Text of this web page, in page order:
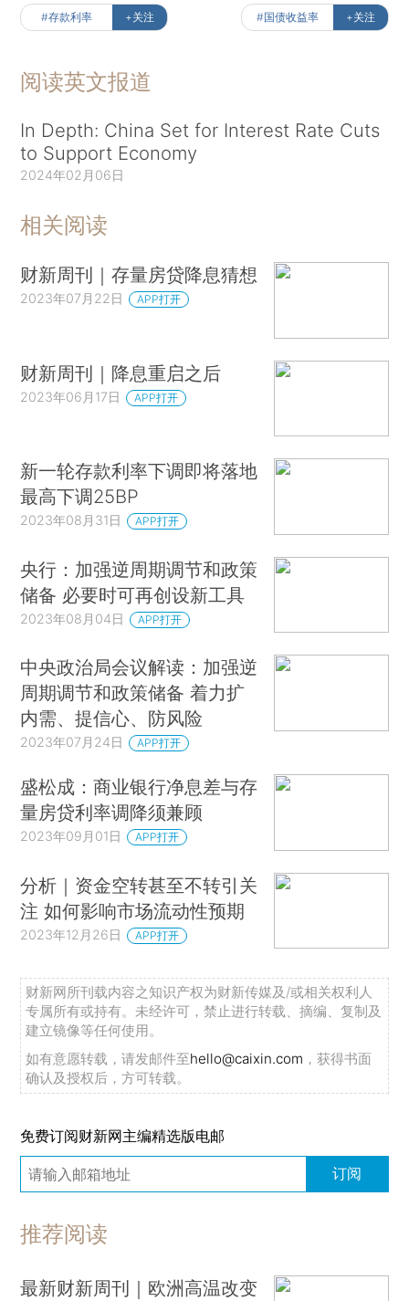
#存款利率 +关注 #国债收益率 +关注
阅读英文报道
In Depth: China Set for Interest Rate Cuts
to Support Economy
2024年02月06日
相关阅读
财新周刊｜存量房贷降息猜想
2023年07月22日 APP打开
财新周刊｜降息重启之后
2023年06月17日 APP打开
新一轮存款利率下调即将落地
最高下调25BP
2023年08月31日 APP打开
央行：加强逆周期调节和政策
储备 必要时可再创设新工具
2023年08月04日 APP打开
中央政治局会议解读：加强逆
周期调节和政策储备 着力扩
内需、提信心、防风险
2023年07月24日 APP打开
盛松成：商业银行净息差与存
量房贷利率调降须兼顾
2023年09月01日 APP打开
分析｜资金空转甚至不转引关
注 如何影响市场流动性预期
2023年12月26日 APP打开
财新网所刊载内容之知识产权为财新传媒及/或相关权利人
专属所有或持有。未经许可，禁止进行转载、摘编、复制及
建立镜像等任何使用。
如有意愿转载，请发邮件至hello@caixin.com ，获得书面
确认及授权后，方可转载。
免费订阅财新网主编精选版电邮
订阅
推荐阅读
最新财新周刊｜欧洲高温改变